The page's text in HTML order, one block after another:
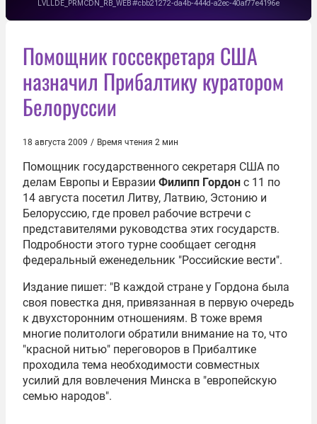
Помощник госсекретаря США
назначил Прибалтику куратором
Белоруссии
18 августа 2009 / Время чтения 2 мин
Помощник государственного секретаря США по
делам Европы и Евразии Филипп Гордон с 11 по
14 августа посетил Литву, Латвию, Эстонию и
Белоруссию, где провел рабочие встречи с
представителями руководства этих государств.
Подробности этого турне сообщает сегодня
федеральный еженедельник "Российские вести".
Издание пишет: "В каждой стране у Гордона была
своя повестка дня, привязанная в первую очередь
к двухсторонним отношениям. В тоже время
многие политологи обратили внимание на то, что
"красной нитью" переговоров в Прибалтике
проходила тема необходимости совместных
усилий для вовлечения Минска в "европейскую
семью народов".